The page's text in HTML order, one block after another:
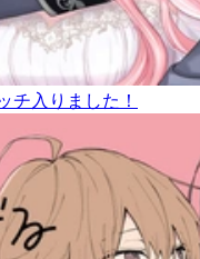
チ入りました！